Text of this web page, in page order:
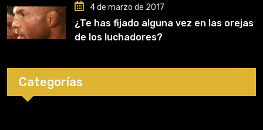
4 de marzo de 2017
¿Te has fijado alguna vez en las orejas
de los luchadores?
Categorías